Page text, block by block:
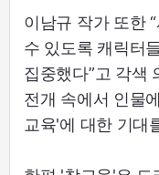
이남규 작가 또한
수 있도록 캐릭터
집중했다”고 각색
전개 속에서 인물
교육'에 대한 기대